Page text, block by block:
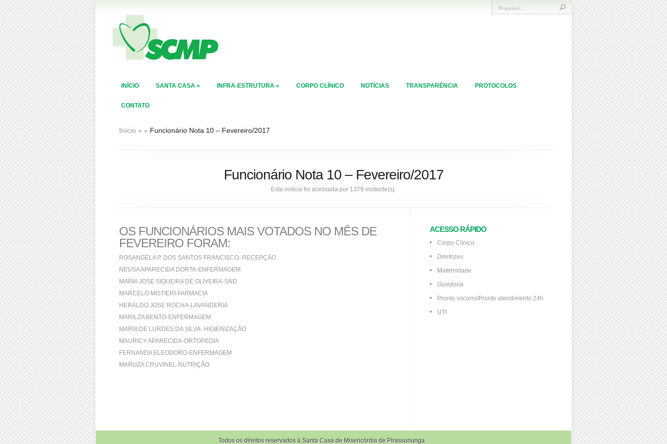
INÍCIO SANTA CASA » INFRA-ESTRUTURA » CORPO CLÍNICO NOTÍCIAS TRANSPARÊNCIA PROTOCOLOS
CONTATO
Início » » Funcionário Nota 10 – Fevereiro/2017
Funcionário Nota 10 – Fevereiro/2017
Esta notícia foi acessada por 1379 visitante(s).
OS FUNCIONÁRIOS MAIS VOTADOS NO MÊS DE
FEVEREIRO FORAM:
ROSANGELA P. DOS SANTOS FRANCISCO- RECEPÇÃO
NEUSA APARECIDA DORTA-ENFERMAGEM
MARIA JOSE SIQUEIRA DE OLIVEIRA-SND
MARCELO MISTIERI-FARMACIA
HERALDO JOSE ROCHA-LAVANDERIA
MARILZA BENTO-ENFERMAGEM
MARIA DE LURDES DA SILVA- HIGIENIZAÇÃO
MAURICY APARECIDA-ORTOPEDIA
FERNANDA ELEODORO-ENFERMAGEM
MARUZA CRUVINEL-NUTRIÇÃO
ACESSO RÁPIDO
Corpo Clínico
Diretrizes
Maternidade
Ouvidoria
Pronto socorro/Pronto atendimento 24h
UTI
Todos os direitos reservados à Santa Casa de Misericórdia de Pirassununga